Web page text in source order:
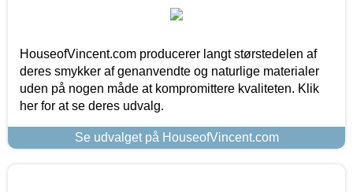
HouseofVincent.com producerer langt størstedelen af
deres smykker af genanvendte og naturlige materialer
uden på nogen måde at kompromittere kvaliteten. Klik
her for at se deres udvalg.
Se udvalget på HouseofVincent.com